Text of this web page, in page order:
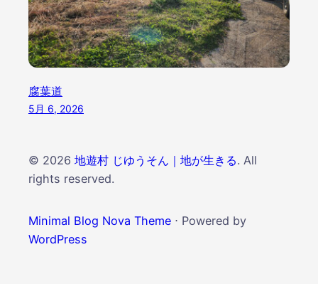
腐葉道
5月 6, 2026
© 2026 地遊村 じゆうそん｜地が生きる. All
rights reserved.
Minimal Blog Nova Theme ⋅ Powered by
WordPress